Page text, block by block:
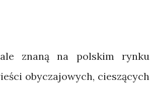
znaną na polskim rynku
obyczajowych, cieszących